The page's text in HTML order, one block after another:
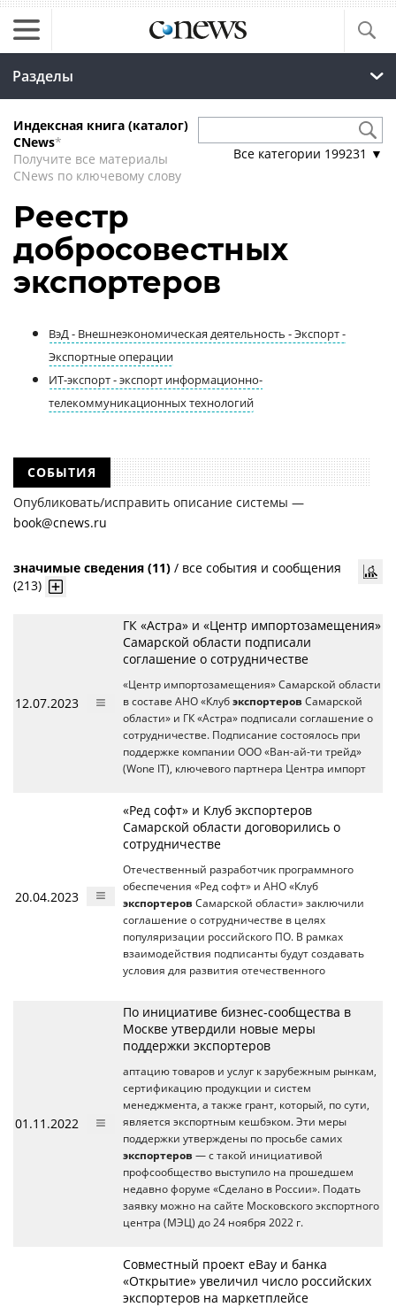
Разделы
Индексная книга (каталог)
CNews*
Получите все материалы
CNews по ключевому слову
Все категории 199231 ▼
Реестр
добросовестных
экспортеров
ВэД - Внешнеэкономическая деятельность - Экспорт -
Экспортные операции
ИТ-экспорт - экспорт информационно-
телекоммуникационных технологий
СОБЫТИЯ
Опубликовать/исправить описание системы —
book@cnews.ru
значимые сведения (11) / все события и сообщения
(213)
12.07.2023
ГК «Астра» и «Центр импортозамещения»
Самарской области подписали
соглашение о сотрудничестве
«Центр импортозамещения» Самарской области
в составе АНО «Клуб экспортеров Самарской
области» и ГК «Астра» подписали соглашение о
сотрудничестве. Подписание состоялось при
поддержке компании ООО «Ван-ай-ти трейд»
(Wone IT), ключевого партнера Центра импорт
20.04.2023
«Ред софт» и Клуб экспортеров
Самарской области договорились о
сотрудничестве
Отечественный разработчик программного
обеспечения «Ред софт» и АНО «Клуб
экспортеров Самарской области» заключили
соглашение о сотрудничестве в целях
популяризации российского ПО. В рамках
взаимодействия подписанты будут создавать
условия для развития отечественного
01.11.2022
По инициативе бизнес-сообщества в
Москве утвердили новые меры
поддержки экспортеров
аптацию товаров и услуг к зарубежным рынкам,
сертификацию продукции и систем
менеджмента, а также грант, который, по сути,
является экспортным кешбэком. Эти меры
поддержки утверждены по просьбе самих
экспортеров — с такой инициативой
профсообщество выступило на прошедшем
недавно форуме «Сделано в России». Подать
заявку можно на сайте Московского экспортного
центра (МЭЦ) до 24 ноября 2022 г.
Совместный проект eBay и банка
«Открытие» увеличил число российских
экспортеров на маркетплейсе